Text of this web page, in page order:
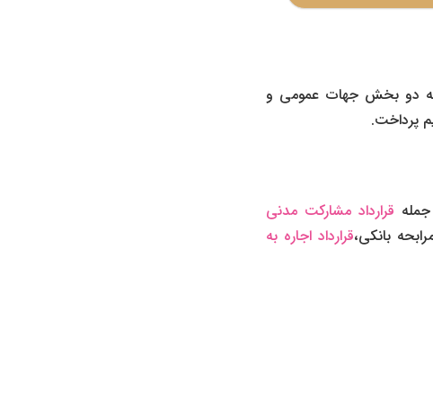
به دو بخش جهات عمومی و
پرداخت.
قرارداد مشارکت مدنی
بانکی،قرارداد اجاره به